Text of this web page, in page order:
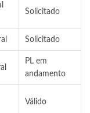
Solicitado
Solicitado
PL em
andamento
Válido